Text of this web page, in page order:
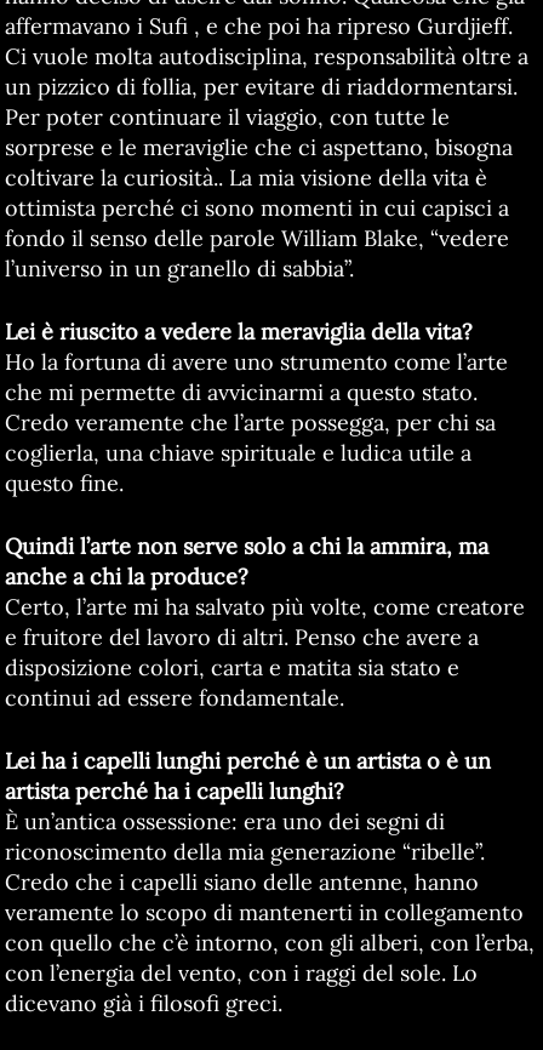
affermavano i Sufi , e che poi ha ripreso Gurdjieff.
Ci vuole molta autodisciplina, responsabilità oltre a
un pizzico di follia, per evitare di riaddormentarsi.
Per poter continuare il viaggio, con tutte le
sorprese e le meraviglie che ci aspettano, bisogna
coltivare la curiosità.. La mia visione della vita è
ottimista perché ci sono momenti in cui capisci a
fondo il senso delle parole William Blake, “vedere
l’universo in un granello di sabbia”.
Lei è riuscito a vedere la meraviglia della vita?
Ho la fortuna di avere uno strumento come l’arte
che mi permette di avvicinarmi a questo stato.
Credo veramente che l’arte possegga, per chi sa
coglierla, una chiave spirituale e ludica utile a
questo fine.
Quindi l’arte non serve solo a chi la ammira, ma
anche a chi la produce?
Certo, l’arte mi ha salvato più volte, come creatore
e fruitore del lavoro di altri. Penso che avere a
disposizione colori, carta e matita sia stato e
continui ad essere fondamentale.
Lei ha i capelli lunghi perché è un artista o è un
artista perché ha i capelli lunghi?
È un’antica ossessione: era uno dei segni di
riconoscimento della mia generazione “ribelle”.
Credo che i capelli siano delle antenne, hanno
veramente lo scopo di mantenerti in collegamento
con quello che c’è intorno, con gli alberi, con l’erba,
con l’energia del vento, con i raggi del sole. Lo
dicevano già i filosofi greci.